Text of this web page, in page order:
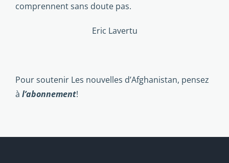
comprennent sans doute pas.
Eric Lavertu
Pour soutenir Les nouvelles d’Afghanistan, pensez
à l’abonnement!